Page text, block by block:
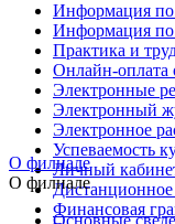
Информация по
Информация по
Практика и
Онлайн-оплата
Электронные
Электронный
Электронное
Успеваемость
Личный
Дистанционное
Финансовая
О филиале
О филиале
Основные